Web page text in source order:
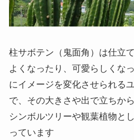
柱サボテン（鬼面角）は仕立
よくなったり、可愛らしくな
にイメージを変化させられる
で、その大きさや出で立ちか
シンボルツリーや観葉植物と
っています